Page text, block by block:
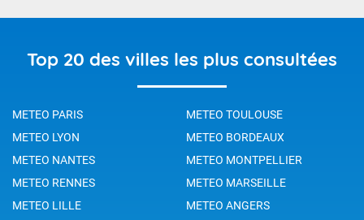
Top 20 des villes les plus consultées
METEO PARIS
METEO TOULOUSE
METEO LYON
METEO BORDEAUX
METEO NANTES
METEO MONTPELLIER
METEO RENNES
METEO MARSEILLE
METEO LILLE
METEO ANGERS